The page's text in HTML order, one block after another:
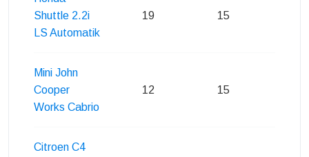
Shuttle 2.2i
LS Automatik
19 15
Mini John
Cooper
Works Cabrio
12 15
Citroen C4